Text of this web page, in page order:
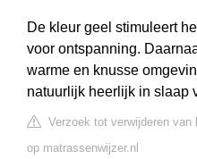
De kleur geel stimuleert
voor ontspanning.
warme en knusse
natuurlijk heerlijk in slaap
Verzoek tot verwijderen van
op matrassenwijzer.nl